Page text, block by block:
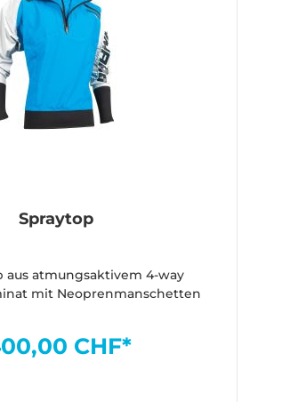
Spraytop
aus atmungsaktivem 4-way
mit Neoprenmanschetten
CHF*